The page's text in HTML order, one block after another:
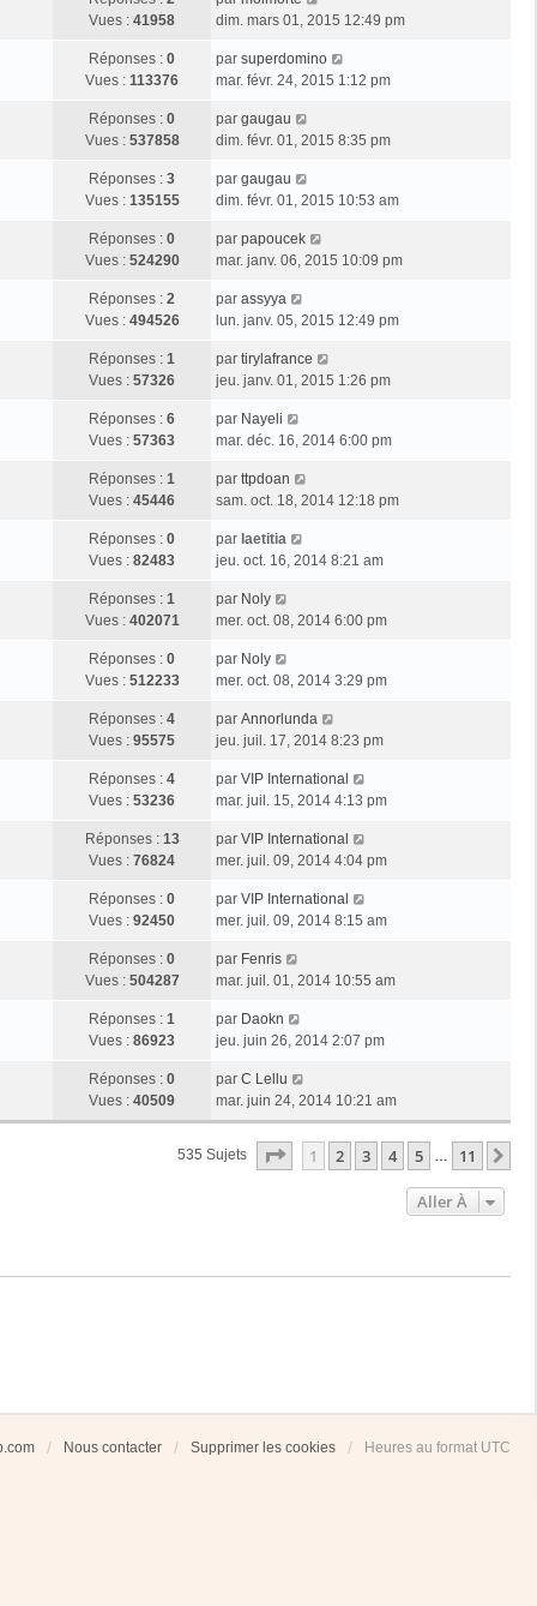
Vues : 41958
dim. mars 01, 2015 12:49 pm
Réponses : 0
Vues : 113376
par superdomino
mar. févr. 24, 2015 1:12 pm
Réponses : 0
Vues : 537858
par gaugau
dim. févr. 01, 2015 8:35 pm
Réponses : 3
Vues : 135155
par gaugau
dim. févr. 01, 2015 10:53 am
Réponses : 0
Vues : 524290
par papoucek
mar. janv. 06, 2015 10:09 pm
Réponses : 2
Vues : 494526
par assyya
lun. janv. 05, 2015 12:49 pm
Réponses : 1
Vues : 57326
par tirylafrance
jeu. janv. 01, 2015 1:26 pm
Réponses : 6
Vues : 57363
par Nayeli
mar. déc. 16, 2014 6:00 pm
Réponses : 1
Vues : 45446
par ttpdoan
sam. oct. 18, 2014 12:18 pm
Réponses : 0
Vues : 82483
par laetitia
jeu. oct. 16, 2014 8:21 am
Réponses : 1
Vues : 402071
par Noly
mer. oct. 08, 2014 6:00 pm
Réponses : 0
Vues : 512233
par Noly
mer. oct. 08, 2014 3:29 pm
Réponses : 4
Vues : 95575
par Annorlunda
jeu. juil. 17, 2014 8:23 pm
Réponses : 4
Vues : 53236
par VIP International
mar. juil. 15, 2014 4:13 pm
Réponses : 13
Vues : 76824
par VIP International
mer. juil. 09, 2014 4:04 pm
Réponses : 0
Vues : 92450
par VIP International
mer. juil. 09, 2014 8:15 am
Réponses : 0
Vues : 504287
par Fenris
mar. juil. 01, 2014 10:55 am
Réponses : 1
Vues : 86923
par Daokn
jeu. juin 26, 2014 2:07 pm
Réponses : 0
Vues : 40509
par C Lellu
mar. juin 24, 2014 10:21 am
535 Sujets Page Sur11
1 2 3 4 5 … 11
Aller À
Nous contacter Supprimer les cookies Heures au format UTC